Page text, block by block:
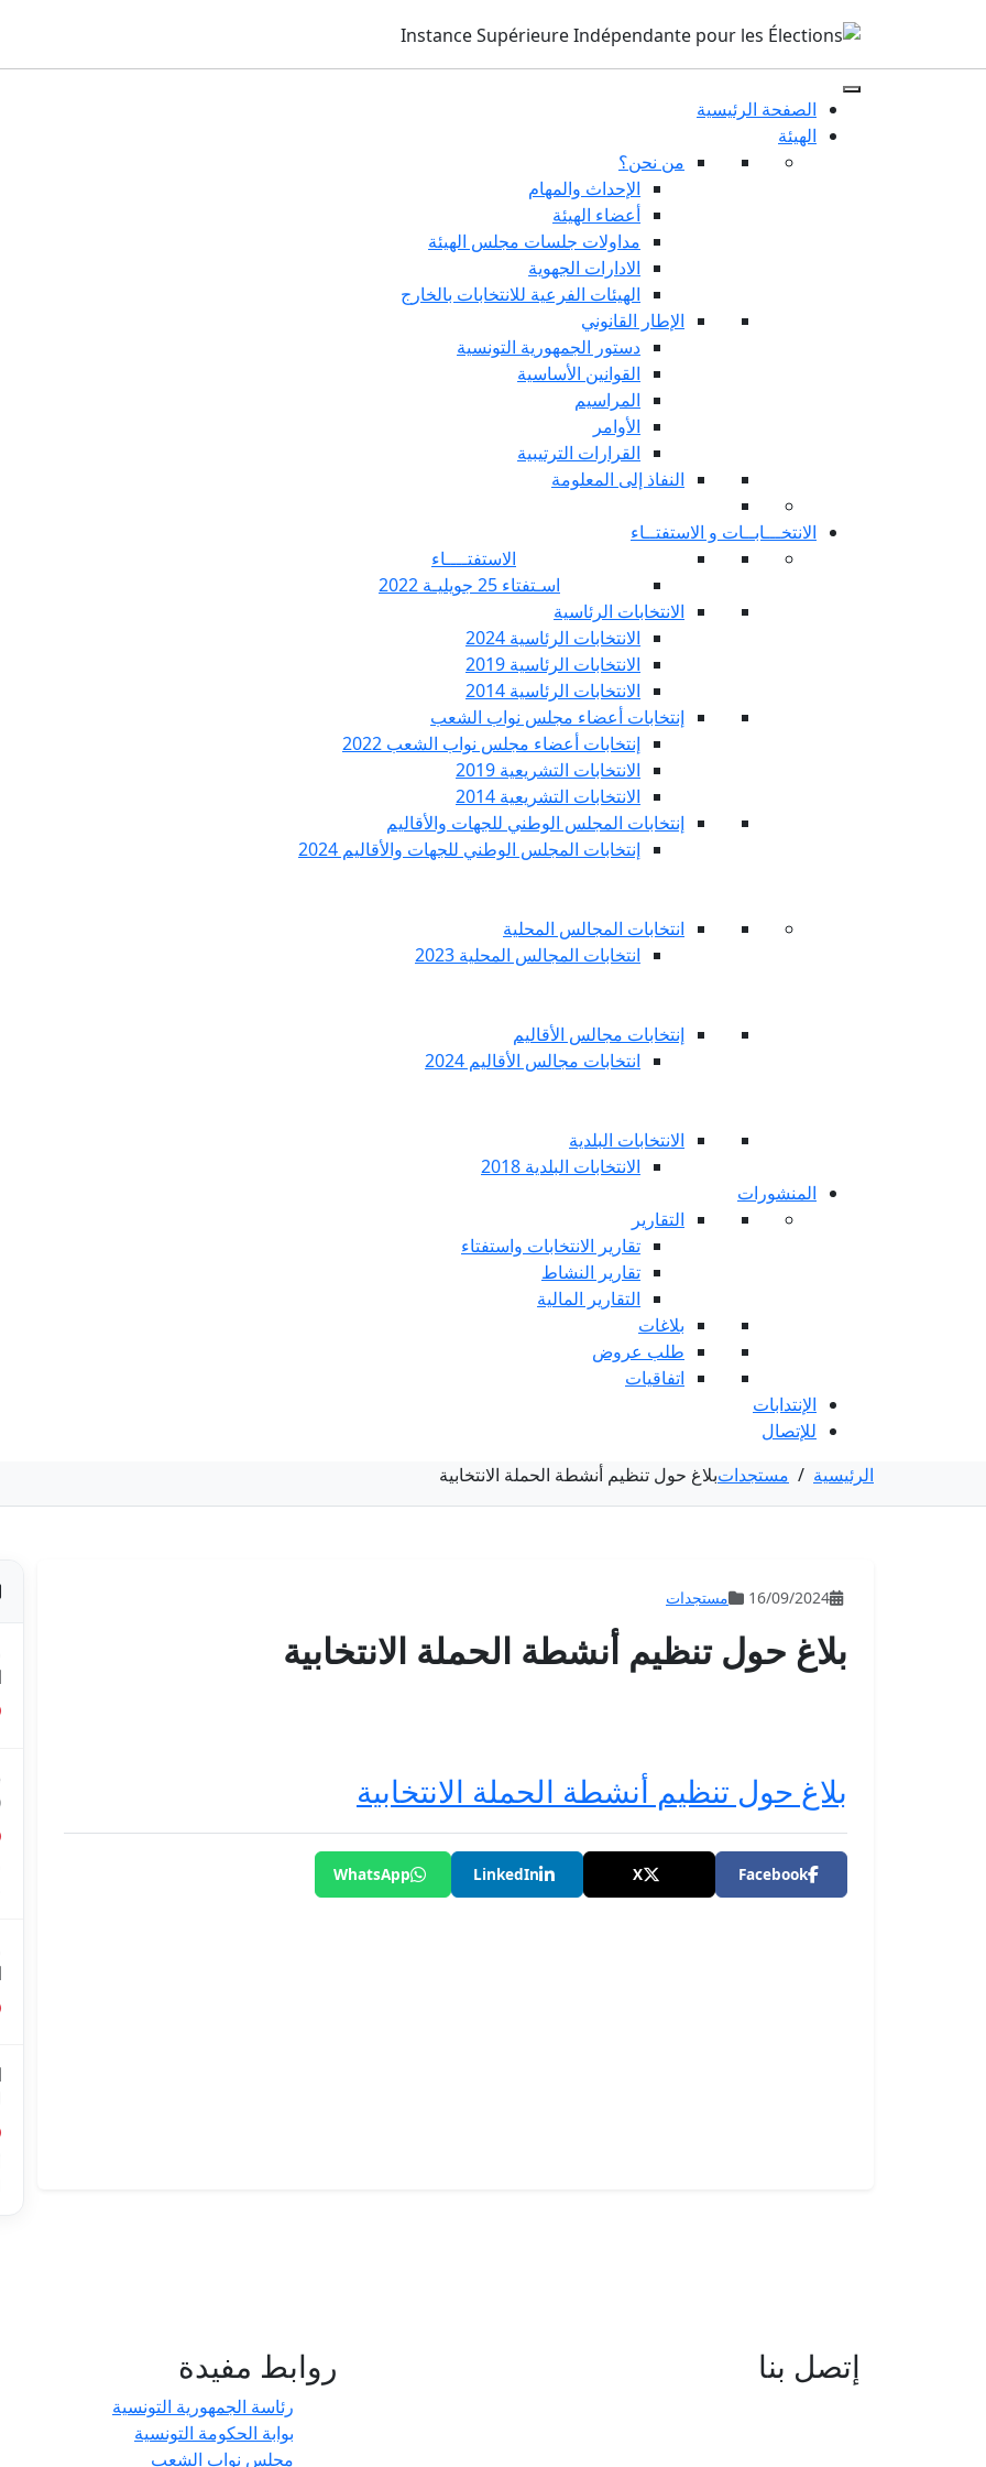
الصفحة الرئيسية
الهيئة
من نحن؟
الإحداث والمهام
أعضاء الهيئة
مداولات جلسات مجلس الهيئة
الادارات الجهوية
الهيئات الفرعية للانتخابات بالخارج
الإطار القانوني
دستور الجمهورية التونسية
القوانين الأساسية
المراسيم
الأوامر
القرارات الترتيبية
النفاذ إلى المعلومة
الانتخـــابــات و الاستفتــاء
الاستفتــــاء
اسـتفتاء 25 جويليـة 2022
الانتخابات الرئاسية
الانتخابات الرئاسية 2024
الانتخابات الرئاسية 2019
الانتخابات الرئاسية 2014
إنتخابات أعضاء مجلس نواب الشعب
إنتخابات أعضاء مجلس نواب الشعب 2022
الانتخابات التشريعية 2019
الانتخابات التشريعية 2014
إنتخابات المجلس الوطني للجهات والأقاليم
إنتخابات المجلس الوطني للجهات والأقاليم 2024
انتخابات المجالس المحلية
انتخابات المجالس المحلية 2023
إنتخابات مجالس الأقاليم
انتخابات مجالس الأقاليم 2024
الانتخابات البلدية
الانتخابات البلدية 2018
المنشورات
التقارير
تقارير الانتخابات واستفتاء
تقارير النشاط
التقارير المالية
بلاغات
طلب عروض
اتفاقيات
الإنتدابات
للإتصال
الرئيسية / مستجداتبلاغ حول تنظيم أنشطة الحملة الانتخابية
16/09/2024 مستجدات
بلاغ حول تنظيم أنشطة الحملة الانتخابية
بلاغ حول تنظيم أنشطة الحملة الانتخابية
Facebook
X
LinkedIn
WhatsApp
إتصل بنا روابط مفيدة
رئاسة الجمهورية التونسية
بوابة الحكومة التونسية
مجلس نواب الشعب